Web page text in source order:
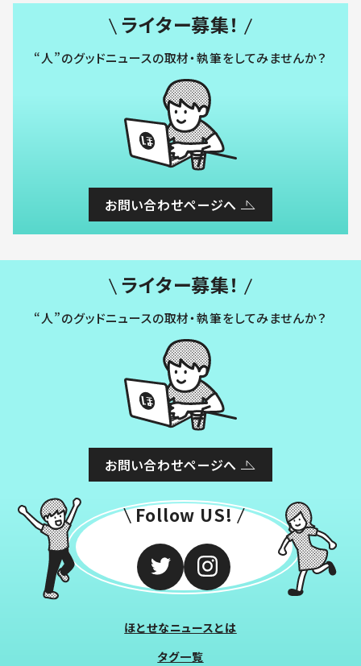
ライター募集！
“人”のグッドニュースの取材・執筆をしてみませんか？
お問い合わせページへ
ライター募集！
“人”のグッドニュースの取材・執筆をしてみませんか？
お問い合わせページへ
Follow US!
ほとせなニュースとは
タグ一覧